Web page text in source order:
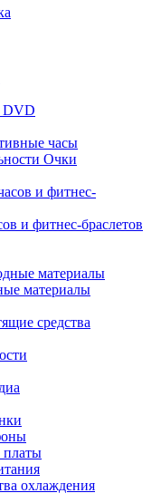
DVD
часы
Очки
и фитнес-браслетов
материалы
средства
платы